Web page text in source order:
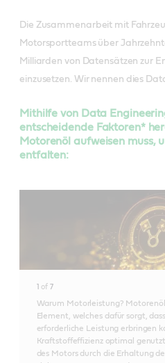
Die Zusammenarbeit mit
Motorsportteams über
Milliarden von Datensätzen zur
einzusetzen. Wir nennen dies
Mithilfe von Data
entscheidende Faktoren*
Motorenöl aufweisen muss,
entfalten:
1 of 7
Warum Motorleistung?
Element, welches dafür sorgt,
erforderliche Leistung erbringen
Kraftstoffeffizienz optimal
des Motors durch die Erhaltung